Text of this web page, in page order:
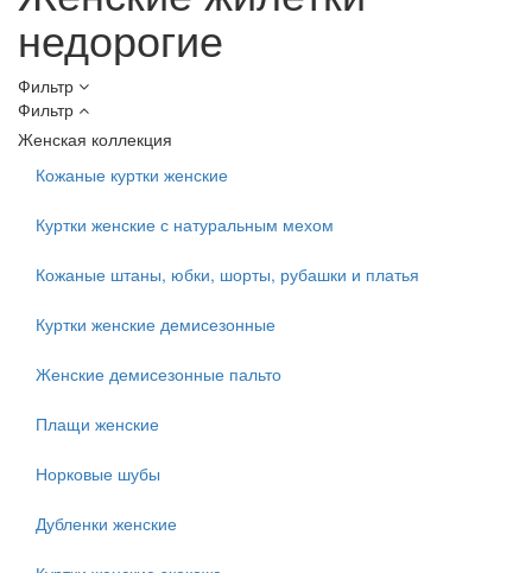
недорогие
Фильтр
Фильтр
Женская коллекция
Кожаные куртки женские
Куртки женские с натуральным мехом
Кожаные штаны, юбки, шорты, рубашки и платья
Куртки женские демисезонные
Женские демисезонные пальто
Плащи женские
Норковые шубы
Дубленки женские